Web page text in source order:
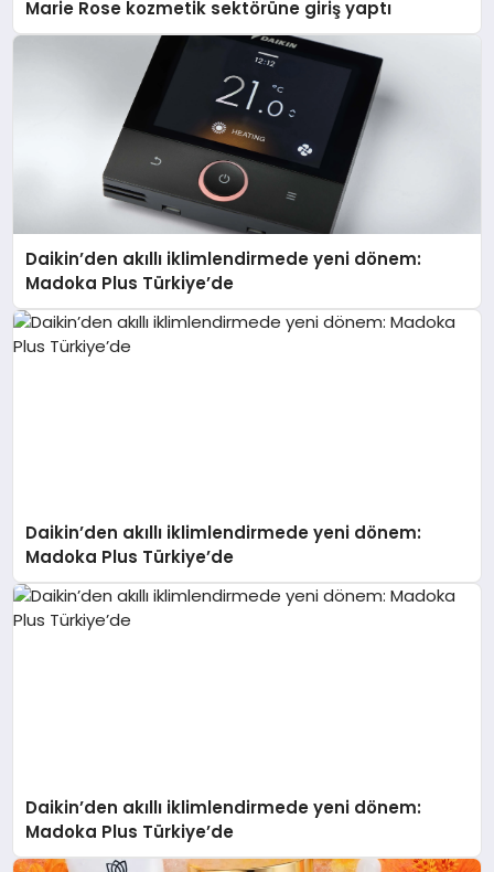
Marie Rose kozmetik sektörüne giriş yaptı
Daikin’den akıllı iklimlendirmede yeni dönem:
Madoka Plus Türkiye’de
Daikin’den akıllı iklimlendirmede yeni dönem:
Madoka Plus Türkiye’de
Daikin’den akıllı iklimlendirmede yeni dönem:
Madoka Plus Türkiye’de